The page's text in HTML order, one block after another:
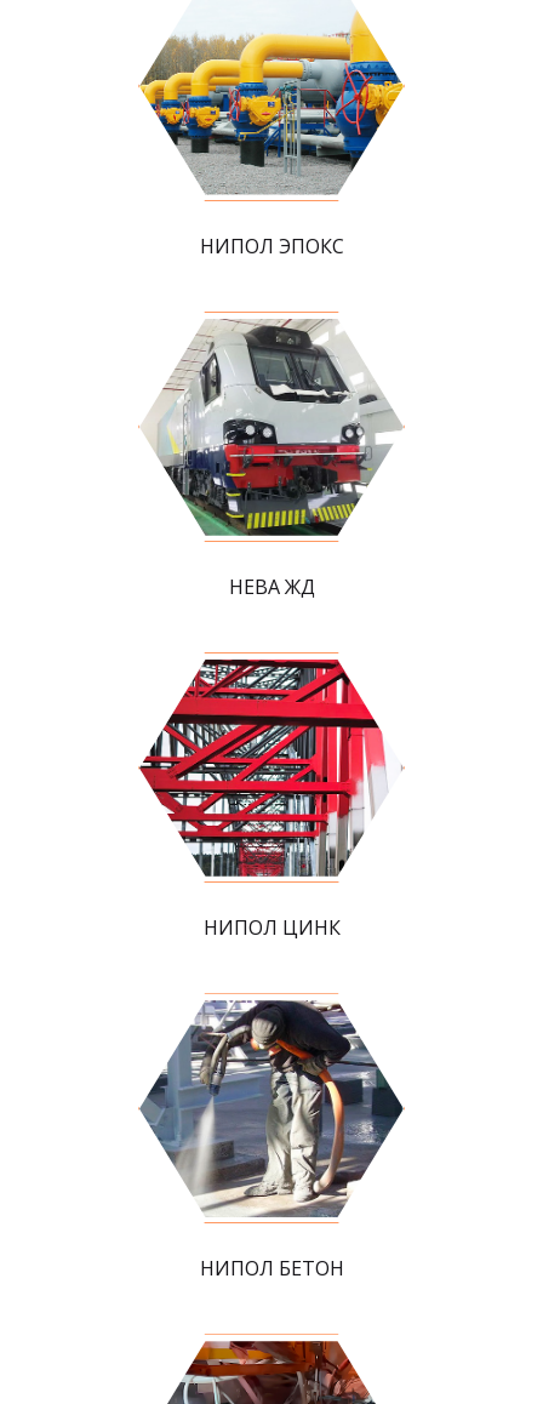
НИПОЛ ЭПОКС
НЕВА ЖД
НИПОЛ ЦИНК
НИПОЛ БЕТОН